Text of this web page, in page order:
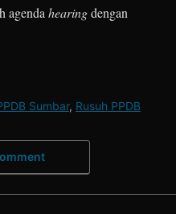
agenda hearingdengan
Sumbar, Rusuh PPDB